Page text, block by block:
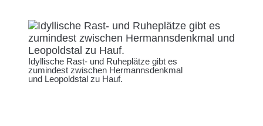
Idyllische Rast- und Ruheplätze gibt es
zumindest zwischen Hermannsdenkmal
und Leopoldstal zu Hauf.